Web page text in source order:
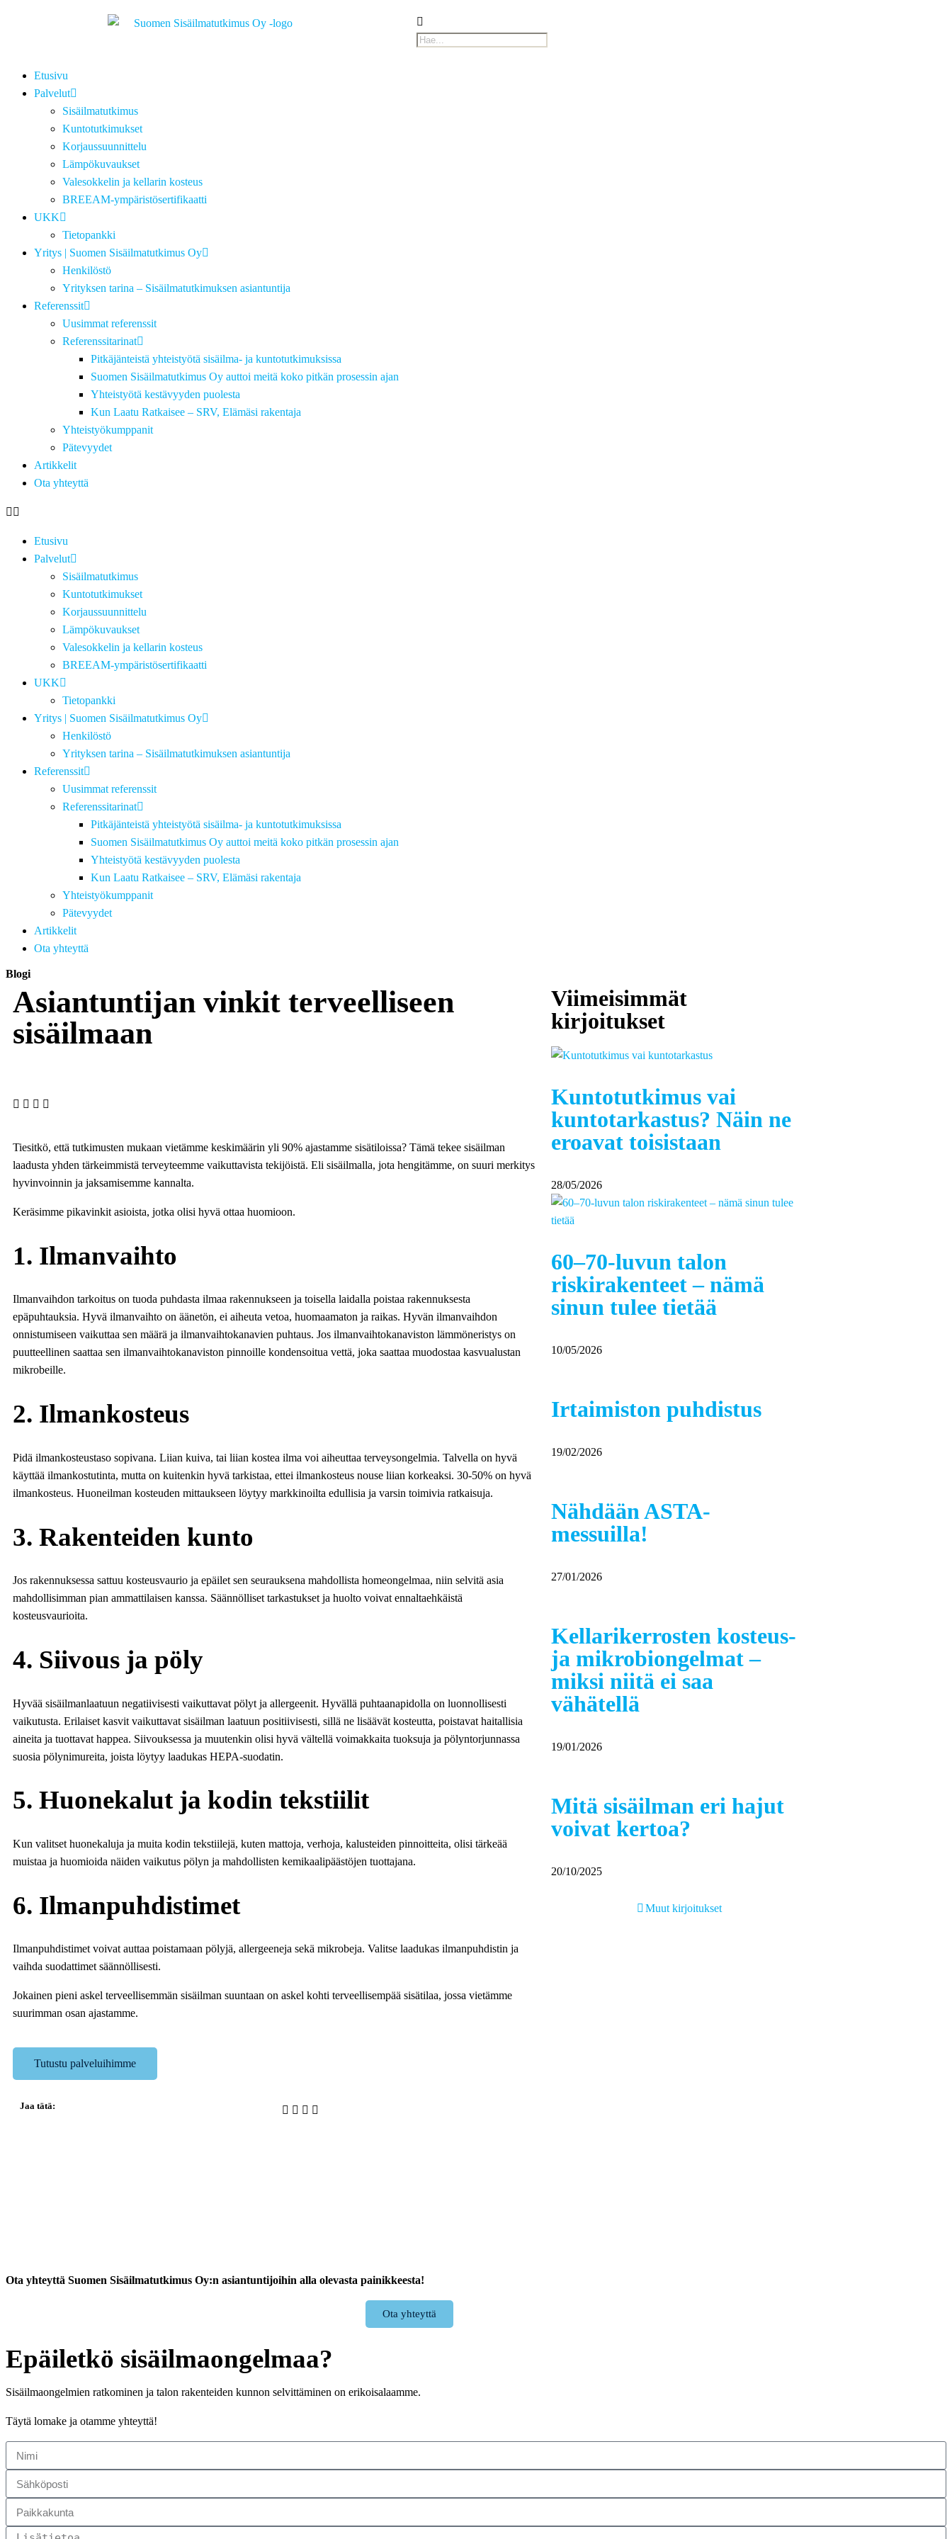
Etusivu
Palvelut
Sisäilmatutkimus
Kuntotutkimukset
Korjaussuunnittelu
Lämpökuvaukset
Valesokkelin ja kellarin kosteus
BREEAM-ympäristösertifikaatti
UKK
Tietopankki
Yritys | Suomen Sisäilmatutkimus Oy
Henkilöstö
Yrityksen tarina – Sisäilmatutkimuksen asiantuntija
Referenssit
Uusimmat referenssit
Referenssitarinat
Pitkäjänteistä yhteistyötä sisäilma- ja kuntotutkimuksissa
Suomen Sisäilmatutkimus Oy auttoi meitä koko pitkän prosessin ajan
Yhteistyötä kestävyyden puolesta
Kun Laatu Ratkaisee – SRV, Elämäsi rakentaja
Yhteistyökumppanit
Pätevyydet
Artikkelit
Ota yhteyttä
Etusivu
Palvelut
Sisäilmatutkimus
Kuntotutkimukset
Korjaussuunnittelu
Lämpökuvaukset
Valesokkelin ja kellarin kosteus
BREEAM-ympäristösertifikaatti
UKK
Tietopankki
Yritys | Suomen Sisäilmatutkimus Oy
Henkilöstö
Yrityksen tarina – Sisäilmatutkimuksen asiantuntija
Referenssit
Uusimmat referenssit
Referenssitarinat
Pitkäjänteistä yhteistyötä sisäilma- ja kuntotutkimuksissa
Suomen Sisäilmatutkimus Oy auttoi meitä koko pitkän prosessin ajan
Yhteistyötä kestävyyden puolesta
Kun Laatu Ratkaisee – SRV, Elämäsi rakentaja
Yhteistyökumppanit
Pätevyydet
Artikkelit
Ota yhteyttä
Blogi
Asiantuntijan vinkit terveelliseen
sisäilmaan
Tiesitkö, että tutkimusten mukaan vietämme keskimäärin yli 90% ajastamme sisätiloissa? Tämä tekee sisäilman
laadusta yhden tärkeimmistä terveyteemme vaikuttavista tekijöistä. Eli sisäilmalla, jota hengitämme, on suuri merkitys
hyvinvoinnin ja jaksamisemme kannalta.
Keräsimme pikavinkit asioista, jotka olisi hyvä ottaa huomioon.
1. Ilmanvaihto
Ilmanvaihdon tarkoitus on tuoda puhdasta ilmaa rakennukseen ja toisella laidalla poistaa rakennuksesta
epäpuhtauksia. Hyvä ilmanvaihto on äänetön, ei aiheuta vetoa, huomaamaton ja raikas. Hyvän ilmanvaihdon
onnistumiseen vaikuttaa sen määrä ja ilmanvaihtokanavien puhtaus. Jos ilmanvaihtokanaviston lämmöneristys on
puutteellinen saattaa sen ilmanvaihtokanaviston pinnoille kondensoitua vettä, joka saattaa muodostaa kasvualustan
mikrobeille.
2. Ilmankosteus
Pidä ilmankosteustaso sopivana. Liian kuiva, tai liian kostea ilma voi aiheuttaa terveysongelmia. Talvella on hyvä
käyttää ilmankostutinta, mutta on kuitenkin hyvä tarkistaa, ettei ilmankosteus nouse liian korkeaksi. 30-50% on hyvä
ilmankosteus. Huoneilman kosteuden mittaukseen löytyy markkinoilta edullisia ja varsin toimivia ratkaisuja.
3. Rakenteiden kunto
Jos rakennuksessa sattuu kosteusvaurio ja epäilet sen seurauksena mahdollista homeongelmaa, niin selvitä asia
mahdollisimman pian ammattilaisen kanssa. Säännölliset tarkastukset ja huolto voivat ennaltaehkäistä
kosteusvaurioita.
4. Siivous ja pöly
Hyvää sisäilmanlaatuun negatiivisesti vaikuttavat pölyt ja allergeenit. Hyvällä puhtaanapidolla on luonnollisesti
vaikutusta. Erilaiset kasvit vaikuttavat sisäilman laatuun positiivisesti, sillä ne lisäävät kosteutta, poistavat haitallisia
aineita ja tuottavat happea. Siivouksessa ja muutenkin olisi hyvä vältellä voimakkaita tuoksuja ja pölyntorjunnassa
suosia pölynimureita, joista löytyy laadukas HEPA-suodatin.
5. Huonekalut ja kodin tekstiilit
Kun valitset huonekaluja ja muita kodin tekstiilejä, kuten mattoja, verhoja, kalusteiden pinnoitteita, olisi tärkeää
muistaa ja huomioida näiden vaikutus pölyn ja mahdollisten kemikaalipäästöjen tuottajana.
6. Ilmanpuhdistimet
Ilmanpuhdistimet voivat auttaa poistamaan pölyjä, allergeeneja sekä mikrobeja. Valitse laadukas ilmanpuhdistin ja
vaihda suodattimet säännöllisesti.
Jokainen pieni askel terveellisemmän sisäilman suuntaan on askel kohti terveellisempää sisätilaa, jossa vietämme
suurimman osan ajastamme.
Tutustu palveluihimme
Jaa tätä:
Viimeisimmät
kirjoitukset
Kuntotutkimus vai
kuntotarkastus? Näin ne
eroavat toisistaan
28/05/2026
60–70-luvun talon
riskirakenteet – nämä
sinun tulee tietää
10/05/2026
Irtaimiston puhdistus
19/02/2026
Nähdään ASTA-
messuilla!
27/01/2026
Kellarikerrosten kosteus-
ja mikrobiongelmat –
miksi niitä ei saa
vähätellä
19/01/2026
Mitä sisäilman eri hajut
voivat kertoa?
20/10/2025
Muut kirjoitukset
Ota yhteyttä Suomen Sisäilmatutkimus Oy:n asiantuntijoihin alla olevasta painikkeesta!
Ota yhteyttä
Epäiletkö sisäilmaongelmaa?
Sisäilmaongelmien ratkominen ja talon rakenteiden kunnon selvittäminen on erikoisalaamme.
Täytä lomake ja otamme yhteyttä!